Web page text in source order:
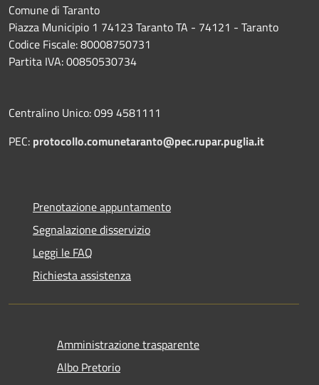
Comune di Taranto
Piazza Municipio 1 74123 Taranto TA - 74121 - Taranto
Codice Fiscale: 80008750731
Partita IVA: 00850530734
Centralino Unico: 099 4581111
PEC: protocollo.comunetaranto@pec.rupar.puglia.it
Prenotazione appuntamento
Segnalazione disservizio
Leggi le FAQ
Richiesta assistenza
Amministrazione trasparente
Albo Pretorio